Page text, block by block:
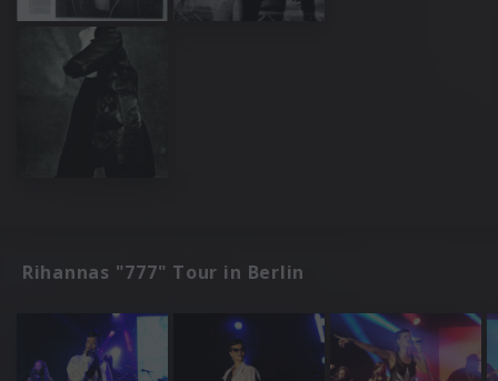
Rihannas "777" Tour in Berlin